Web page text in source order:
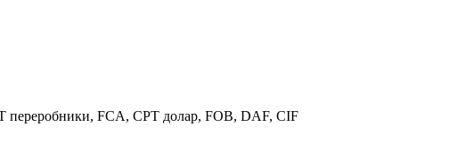
переробники, FCA, CPT долар, FOB, DAF, CIF